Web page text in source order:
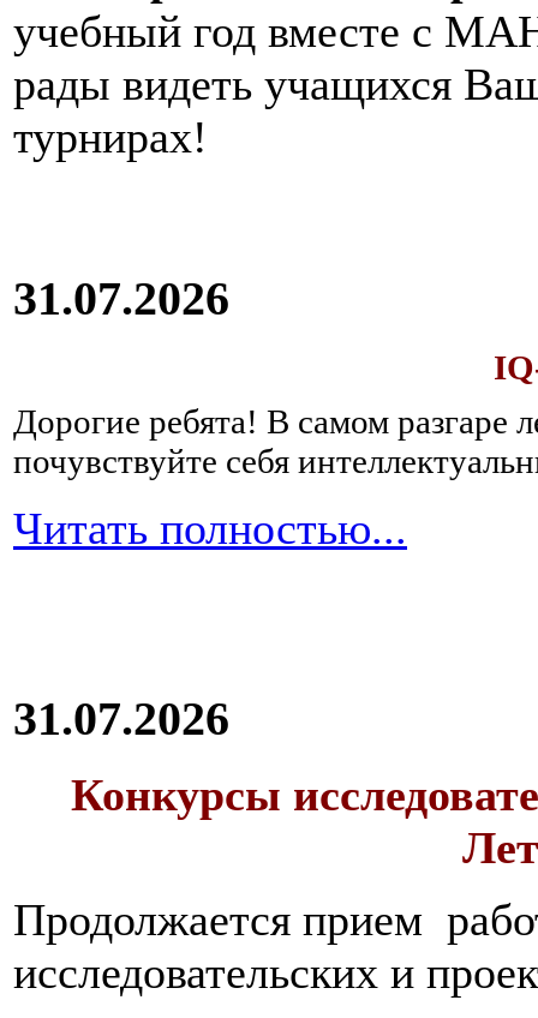
учебный год вместе с
рады видеть учащихся
турнирах!
31.07.2026
Дорогие ребята! В самом разгаре
почувствуйте себя
Читать полностью...
31.07.2026
Конкурсы
Продолжается прием
исследовательских и